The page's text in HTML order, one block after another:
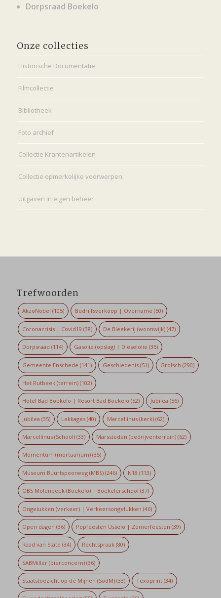
Dorpsraad Boekelo
Onze collecties
Historische Documentatie
Filmcollectie
Bibliotheek
Foto archief
Collectie Krantenartikelen
Collectie opmerkelijke voorwerpen
Uitgaven in eigen beheer
Trefwoorden
AkzoNobel (105) Bedrijfsverkoop | Overname (50)
Coronacrisis | Covid19 (38) De Bleekerij (woonwijk) (47)
Dorpsraad (114) Gasolie (opslag) | Dieselolie (36)
Gemeente Enschede (141) Geschiedenis (51) Grolsch (290)
Het Rutbeek (terrein)(102)
Hotel Bad Boekelo | Resort Bad Boekelo (52) Jubilea (56)
Jubilea (35) Lekkages (40) Marcellinus (kerk)(62)
Marcellinus (School)(33) Marssteden (bedrijventerrein) (62)
Momentum (mortuarium)(35)
Museum Buurtspoorweg (MBS)(246) N18 (113)
OBS Molenbeek (Boekelo) | Boekelerschool (37)
Ongelukken (verkeer) | Verkeersongelukken (46)
Open dagen (36) Popfeesten Usselo | Zomerfeesten (39)
Raad van State (34) Rechtspraak (80)
SABMiller (bierconcern)(36)
Staatstoezicht op de Mijnen (SodM)(33) Texoprint (34)